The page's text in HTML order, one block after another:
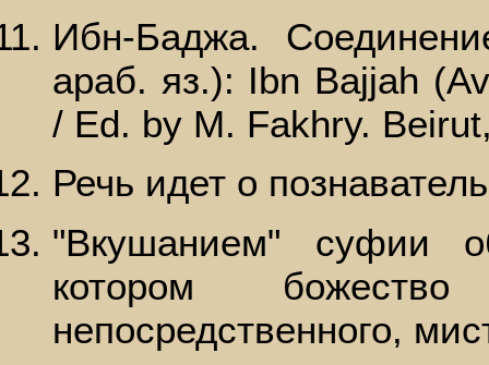
Ибн-Баджа.
араб. яз.): Ibn Bajjah
/ Ed. by M. Fakhry.
Речь идет о
"Вкушанием" суфии
котором
непосредственного,